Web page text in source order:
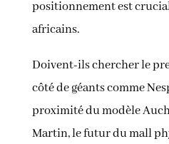
positionnement est
africains.
Doivent-ils chercher le
côté de géants comme
proximité du modèle
Martin, le futur du mall